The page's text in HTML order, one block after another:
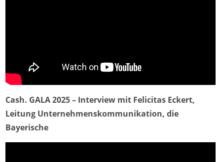
Cash. GALA 2025 – Interview mit Felicitas Eckert,
Leitung Unternehmenskommunikation, die
Bayerische